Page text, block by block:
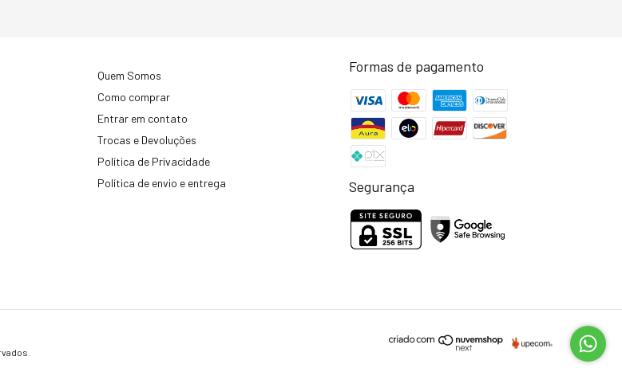
Quem Somos
Como comprar
Entrar em contato
Trocas e Devoluções
Política de Privacidade
Política de envio e entrega
Formas de pagamento
Segurança